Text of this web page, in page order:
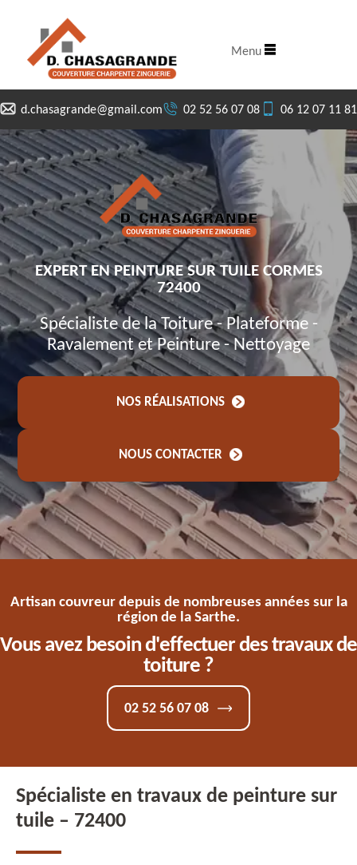
d.chasagrande@gmail.com 02 52 56 07 08 06 12 07 11 81
Menu
EXPERT EN PEINTURE SUR TUILE CORMES
72400
Spécialiste de la Toiture - Plateforme -
Ravalement et Peinture - Nettoyage
NOS RÉALISATIONS
NOUS CONTACTER
Artisan couvreur depuis de nombreuses années sur la
région de la Sarthe.
Vous avez besoin d'effectuer des travaux de
toiture ?
02 52 56 07 08
Spécialiste en travaux de peinture sur
tuile – 72400